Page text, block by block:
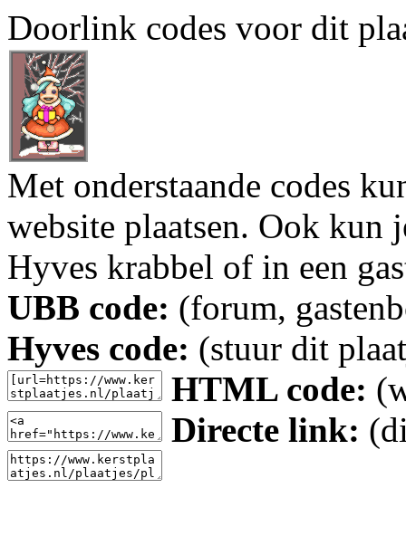
Doorlink codes voor dit
Met onderstaande codes
website plaatsen. Ook kun
Hyves krabbel of in een
UBB code: (forum,
Hyves code: (stuur dit
HTML code:
Directe link: